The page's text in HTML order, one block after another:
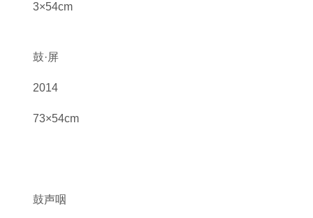
3×54cm
鼓·屏
2014
73×54cm
鼓声咽